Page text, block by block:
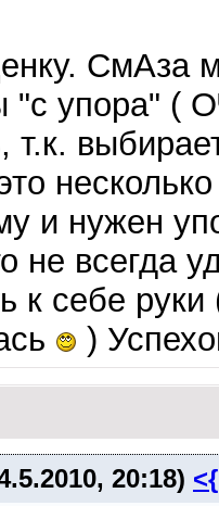
СмАза
"с упора" (
т.к.
и нужен
не всегда
к себе
)
20:18)